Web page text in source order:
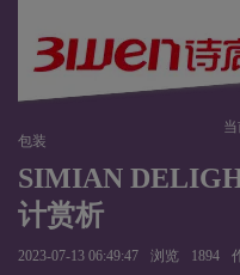
当
包装
SIMIAN
计赏析
2023-07-13 06:49:47 浏览 1894